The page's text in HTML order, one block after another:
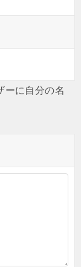
ーに自分の名